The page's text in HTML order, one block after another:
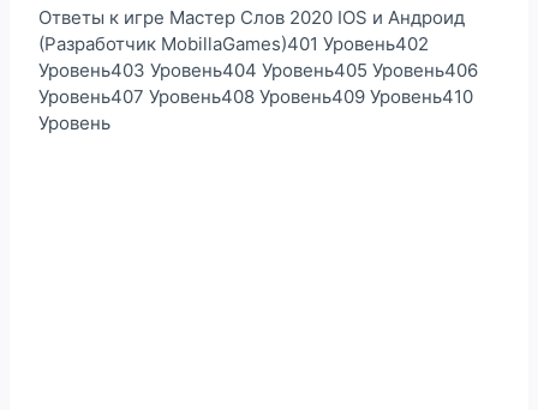
Ответы к игре Мастер Слов 2020 IOS и Андроид
(Разработчик MobillaGames)401 Уровень402
Уровень403 Уровень404 Уровень405 Уровень406
Уровень407 Уровень408 Уровень409 Уровень410
Уровень